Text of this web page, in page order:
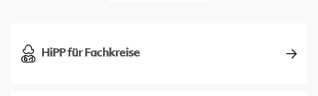
HiPP für Fachkreise